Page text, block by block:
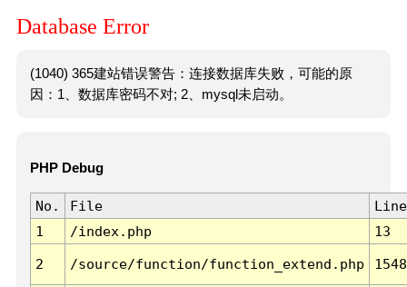
Database Error
(1040) 365建站错误警告：连接数据库失败，可能的原
因：1、数据库密码不对; 2、mysql未启动。
PHP Debug
No. File
Line
1
/index.php 13
2 /source/function/function_extend.php 1548